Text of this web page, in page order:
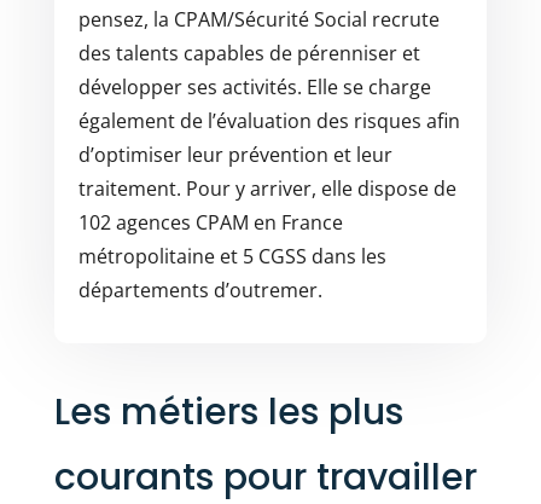
pensez, la CPAM/Sécurité Social recrute
des talents capables de pérenniser et
développer ses activités. Elle se charge
également de l’évaluation des risques afin
d’optimiser leur prévention et leur
traitement. Pour y arriver, elle dispose de
102 agences CPAM en France
métropolitaine et 5 CGSS dans les
départements d’outremer.
Les métiers les plus
courants pour travailler